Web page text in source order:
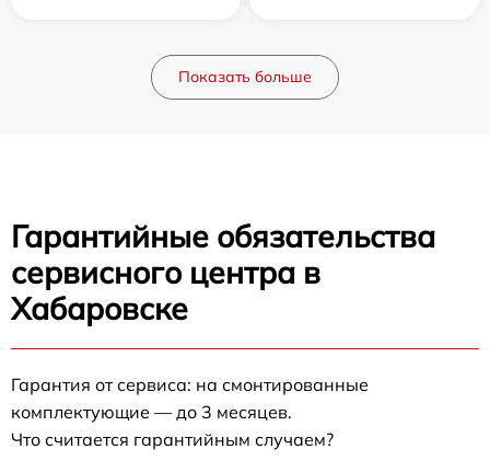
Показать больше
Гарантийные обязательства
сервисного центра в
Хабаровске
Гарантия от сервиса: на смонтированные
комплектующие — до 3 месяцев.
Что считается гарантийным случаем?